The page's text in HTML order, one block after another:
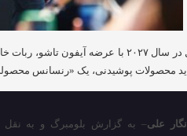
اپل در سال ۲۰۲۷ با عرضه آیفون
محصولات پوشیدنی، یک «رنسانس
نگار علی– به گزارش بلومبرگ و به